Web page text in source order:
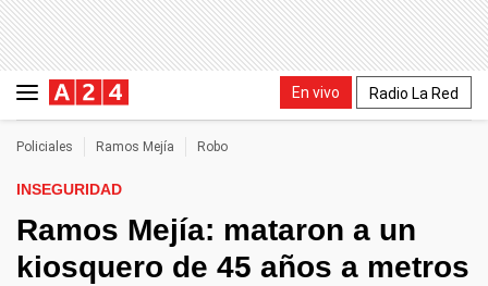
En vivo Radio La Red
Policiales Ramos Mejía Robo
INSEGURIDAD
Ramos Mejía: mataron a un
kiosquero de 45 años a metros